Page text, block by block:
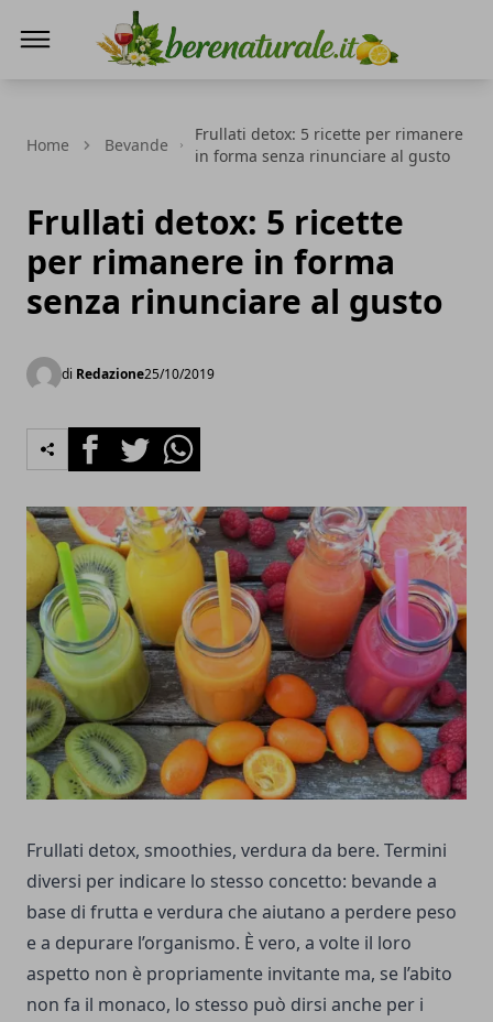
Home Bevande
Frullati detox: 5 ricette per rimanere
in forma senza rinunciare al gusto
Frullati detox: 5 ricette
per rimanere in forma
senza rinunciare al gusto
di Redazione25/10/2019
FacebookTwitterWhatsapp
Frullati detox, smoothies, verdura da bere. Termini
diversi per indicare lo stesso concetto: bevande a
base di frutta e verdura che aiutano a perdere peso
e a depurare l’organismo. È vero, a volte il loro
aspetto non è propriamente invitante ma, se l’abito
non fa il monaco, lo stesso può dirsi anche per i